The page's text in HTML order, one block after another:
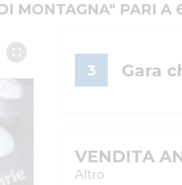
MONTAGNA" PARI A
3 Gara
VENDITA
Altro